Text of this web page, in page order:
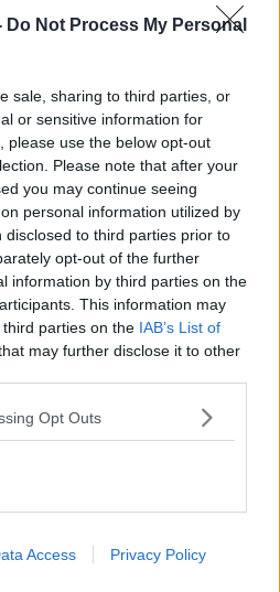
Do Not Process My Personal
sale, sharing to third parties, or
or sensitive information for
please use the below opt-out
Please note that after your
you may continue seeing
personal information utilized by
to third parties prior to
opt-out of the further
information by third parties on the
This information may
parties on the IAB’s List of
may further disclose it to other
Opt Outs
Access Privacy Policy